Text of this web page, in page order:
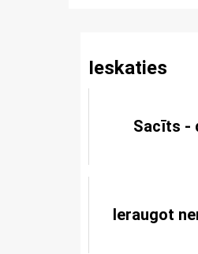
Ieskaties
Sacīts -
Ieraugot